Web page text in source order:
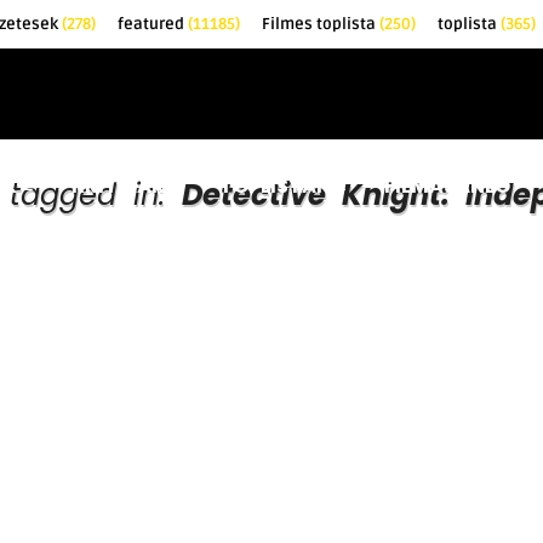
(278) featured (11185) Filmes toplista (250) toplista (365)
KRITIKÁK TOPLISTÁK FILMAJÁNLÓ
in: Detective Knight: